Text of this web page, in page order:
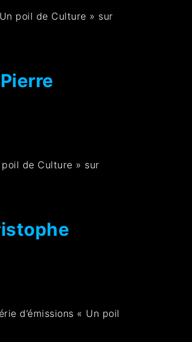
poil de Culture » sur
de Culture » sur
d’émissions « Un poil